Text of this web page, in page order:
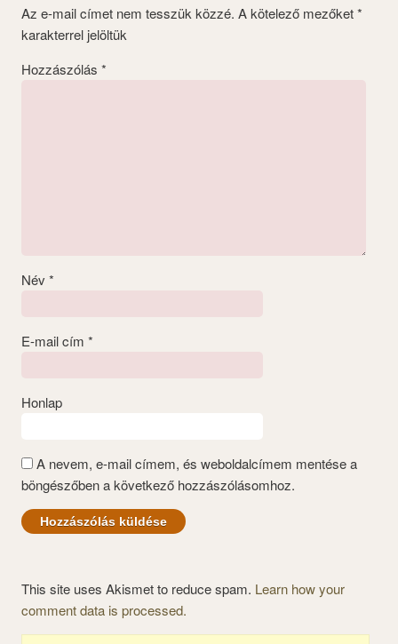
Az e-mail címet nem tesszük közzé. A kötelező mezőket*
karakterrel jelöltük
Hozzászólás *
Név *
E-mail cím *
Honlap
A nevem, e-mail címem, és weboldalcímem mentése a
böngészőben a következő hozzászólásomhoz.
This site uses Akismet to reduce spam. Learn how your
comment data is processed.